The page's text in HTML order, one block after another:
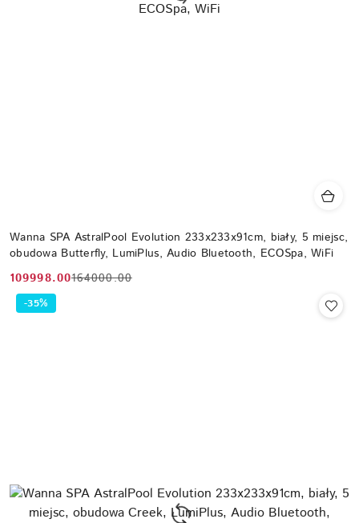
Wanna SPA AstralPool Evolution 233x233x91cm, biały, 5 miejsc,
obudowa Butterfly, LumiPlus, Audio Bluetooth, ECOSpa, WiFi
Cena
promocyjna:
109998.00
Cena
przed
164000.00
-35%